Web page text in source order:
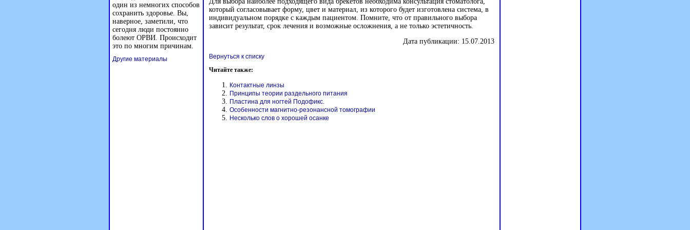
который согласовывает форму, цвет и материал, из которого будет изготовлена система, в
индивидуальном порядке с каждым пациентом. Помните, что от правильного выбора
зависит результат, срок лечения и возможные осложнения, а не только эстетичность.
Дата публикации: 15.07.2013
Вернуться к списку
Читайте также:
Контактные линзы
Принципы теории раздельного питания
Пластина для ногтей Подофикс.
Особенности магнитно-резонансной томографии
Несколько слов о хорошей осанке
один из немногих способов
сохранить здоровье. Вы,
наверное, заметили, что
сегодня люди постоянно
болеют ОРВИ. Происходит
это по многим причинам.
Другие материалы